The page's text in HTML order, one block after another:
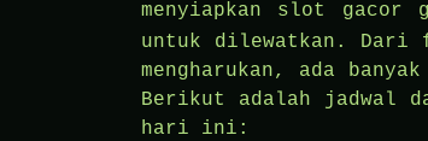
menyiapkan slot gacor
untuk dilewatkan. Dari
mengharukan, ada
Berikut adalah jadwal
hari ini: